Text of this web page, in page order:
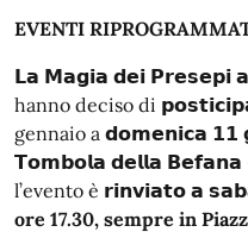
EVENTI
𝗟𝗮 𝗠𝗮𝗴𝗶𝗮 𝗱𝗲𝗶 𝗣𝗿𝗲𝘀𝗲𝗽𝗶
hanno deciso di
gennaio a 𝗱𝗼𝗺𝗲𝗻𝗶𝗰𝗮 𝟭𝟭
𝗧𝗼𝗺𝗯𝗼𝗹𝗮 𝗱𝗲𝗹𝗹𝗮
l’evento è 𝗿𝗶𝗻𝘃𝗶𝗮𝘁𝗼 𝗮
ore 17.30, sempre in